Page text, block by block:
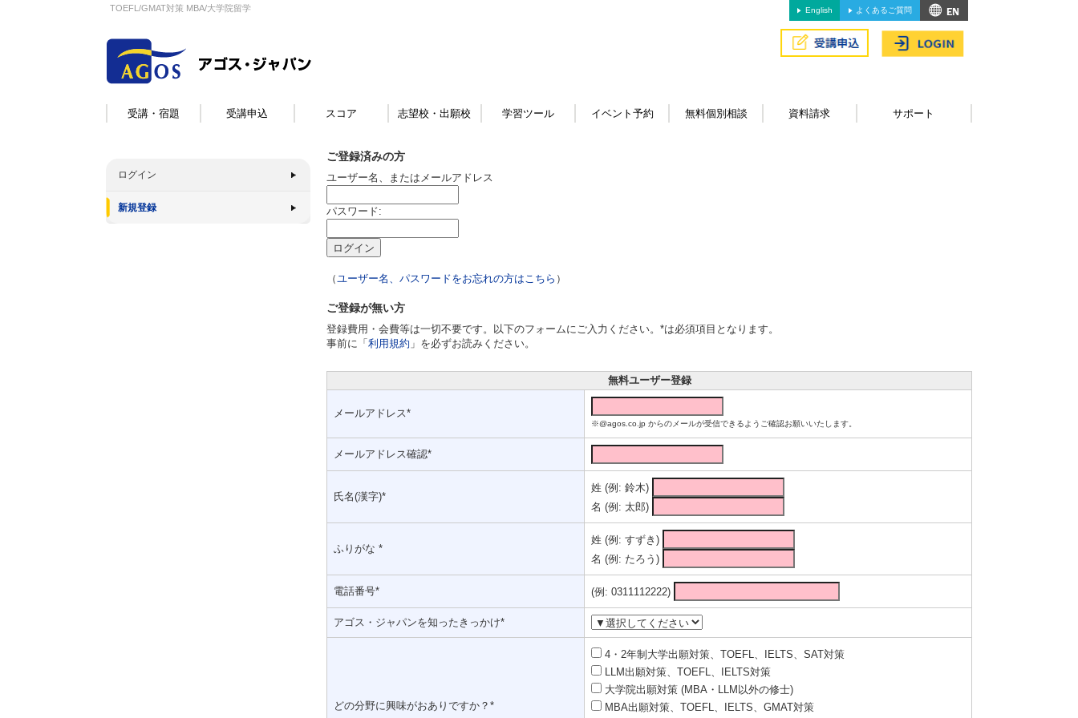
TOEFL/GMAT対策 MBA/大学院留学 English よくあるご質問
受講・宿題 受講申込 スコア 志望校・出願校 学習ツール イベント予約 無料個別相談 資料請求 サポート
ログイン
新規登録
ご登録済みの方
ユーザー名、またはメールアドレス
パスワード:
（ユーザー名、パスワードをお忘れの方はこちら ）
ご登録が無い方
登録費用・会費等は一切不要です。以下のフォームにご入力ください。*は必須項目となります。
事前に「 利用規約 」を必ずお読みください。
無料ユーザー登録
メールアドレス*
※@agos.co.jp からのメールが受信できるようご確認お願いいたします。
メールアドレス確認*
氏名(漢字)*
姓 (例: 鈴木)
名 (例: 太郎)
ふりがな *
姓 (例: すずき)
名 (例: たろう)
電話番号* (例: 0311112222)
アゴス・ジャパンを知ったきっかけ*
どの分野に興味がおありですか？*
4・2年制大学出願対策、TOEFL、IELTS、SAT対策
LLM出願対策、TOEFL、IELTS対策
大学院出願対策 (MBA・LLM以外の修士)
MBA出願対策、TOEFL、IELTS、GMAT対策